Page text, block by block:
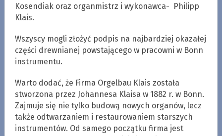
Kosendiak oraz organmistrz i wykonawca- Philipp
Klais.
Wszyscy mogli złożyć podpis na najbardziej okazałej
części drewnianej powstającego w pracowni w Bonn
instrumentu.
Warto dodać, że Firma Orgelbau Klais została
stworzona przez Johannesa Klaisa w 1882 r. w Bonn.
Zajmuje się nie tylko budową nowych organów, lecz
także odtwarzaniem i restaurowaniem starszych
instrumentów. Od samego początku firma jest